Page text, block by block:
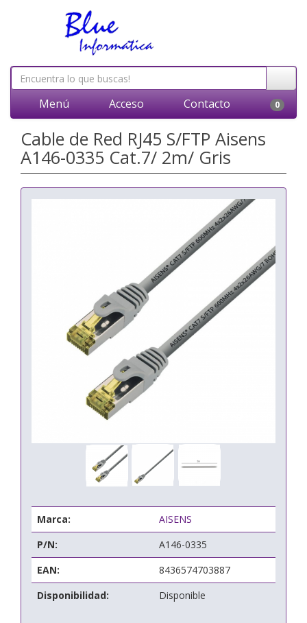
Menú Acceso Contacto 0
Cable de Red RJ45 S/FTP Aisens
A146-0335 Cat.7/ 2m/ Gris
Marca:
AISENS
P/N:
A146-0335
EAN:
8436574703887
Disponibilidad:
Disponible